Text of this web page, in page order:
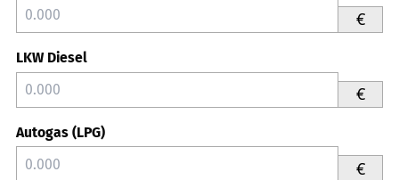
€
LKW Diesel
€
Autogas (LPG)
€